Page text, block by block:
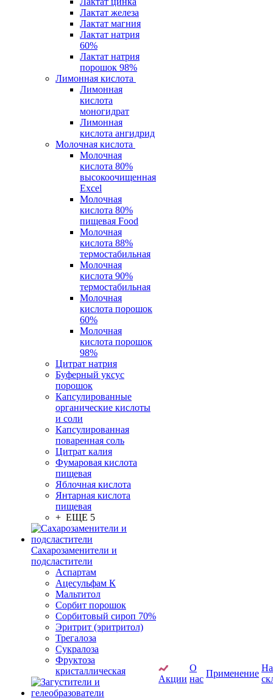
Лактат железа
Лактат магния
Лактат натрия
60%
Лактат натрия
порошок 98%
Лимонная кислота
Лимонная
кислота
моногидрат
Лимонная
кислота ангидрид
Молочная кислота
Молочная
кислота 80%
высокоочищенная
Excel
Молочная
кислота 80%
пищевая Food
Молочная
кислота 88%
термостабильная
Молочная
кислота 90%
термостабильная
Молочная
кислота порошок
60%
Молочная
кислота порошок
98%
Цитрат натрия
Буферный уксус
порошок
Капсулированные
органические кислоты
и соли
Капсулированная
поваренная соль
Цитрат калия
Фумаровая кислота
пищевая
Яблочная кислота
Янтарная кислота
пищевая
+ ЕЩЕ 5
Сахарозаменители и
подсластители
Аспартам
Ацесульфам К
Мальтитол
Сорбит порошок
Сорбитовый сироп 70%
Эритрит (эритритол)
Трегалоза
Сукралоза
Фруктоза
кристаллическая
Акции
О
нас
Применение